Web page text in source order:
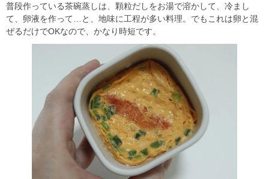
普段作っている茶碗蒸しは、顆粒だしをお湯で溶かして、冷まし
て、卵液を作って…と、地味に工程が多い料理。でもこれは卵と混
ぜるだけでOKなので、かなり時短です。